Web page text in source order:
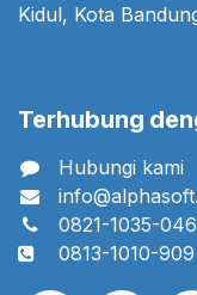
Kidul, Kota
Terhubung
Hubungi kami
0821-1035-
0813-1010-909